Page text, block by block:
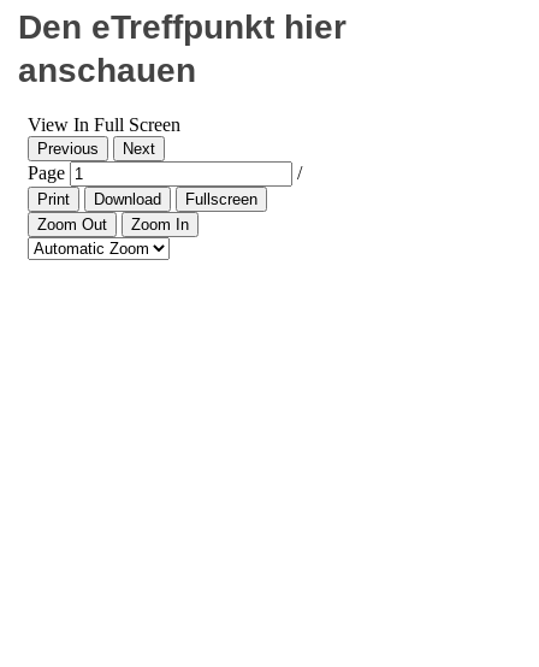
Den eTreffpunkt hier
anschauen